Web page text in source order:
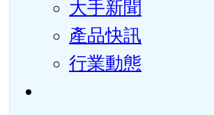
大手新聞
產品快訊
行業動態